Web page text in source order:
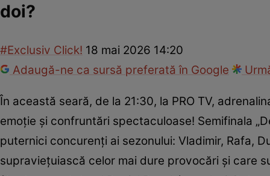
doi?
#Exclusiv Click! 18 mai 2026 14:20
Adaugă-ne ca sursă preferată în Google
În această seară, de la 21:30, la PRO TV,
emoție și confruntări spectaculoase! Semifinala
puternici concurenți ai sezonului: Vladimir, Rafa,
supraviețuiască celor mai dure provocări și care